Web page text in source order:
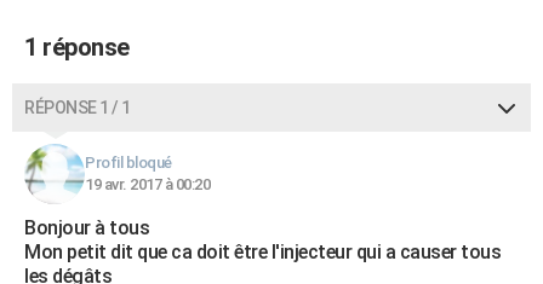
1 réponse
RÉPONSE 1 / 1
Profil bloqué
19 avr. 2017 à 00:20
Bonjour à tous
Mon petit dit que ca doit être l'injecteur qui a causer tous
les dégâts